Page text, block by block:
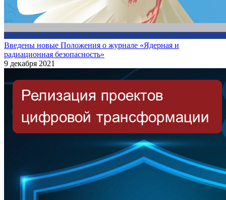
Введены новые Положения о журнале «Ядерная и
радиационная безопасность»
9 декабря 2021